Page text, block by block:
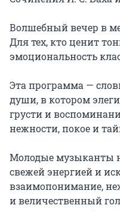
Волшебный вечер в
Для тех, кто ценит
эмоциональность
Эта программа —
души, в котором
грусти и
нежности, покое и
Молодые музыканты
свежей энергией и
взаимопонимание,
и величественный